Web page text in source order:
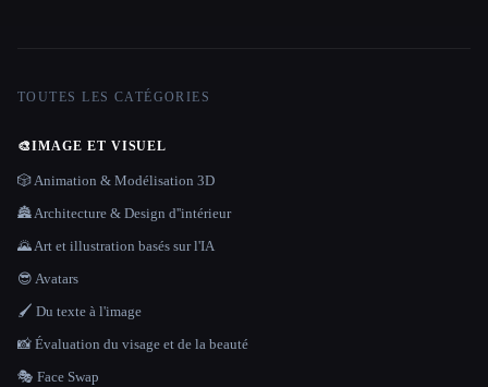
TOUTES LES CATÉGORIES
🎨IMAGE ET VISUEL
🎲 Animation & Modélisation 3D
🏯 Architecture & Design d''intérieur
🌄 Art et illustration basés sur l'IA
😎 Avatars
🖌️ Du texte à l'image
📸 Évaluation du visage et de la beauté
🎭 Face Swap